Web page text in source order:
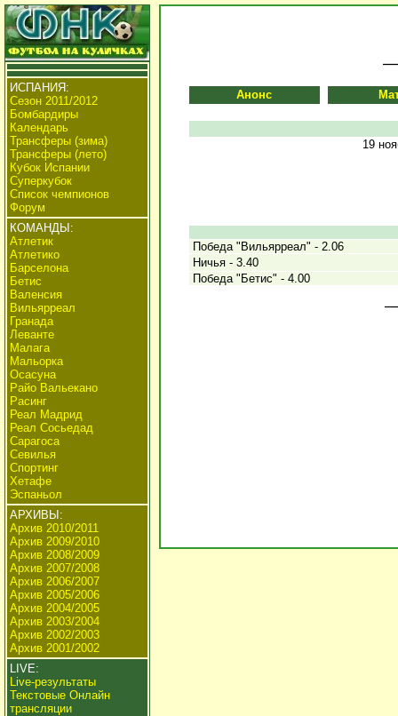
ИСПАНИЯ:
Сезон 2011/2012
Бомбардиры
Календарь
Трансферы (зима)
Трансферы (лето)
Кубок Испании
Суперкубок
Список чемпионов
Форум
КОМАНДЫ:
Атлетик
Атлетико
Барселона
Бетис
Валенсия
Вильярреал
Гранада
Леванте
Малага
Мальорка
Осасуна
Райо Вальекано
Расинг
Реал Мадрид
Реал Сосьедад
Сарагоса
Севилья
Спортинг
Хетафе
Эспаньол
АРХИВЫ:
Архив 2010/2011
Архив 2009/2010
Архив 2008/2009
Архив 2007/2008
Архив 2006/2007
Архив 2005/2006
Архив 2004/2005
Архив 2003/2004
Архив 2002/2003
Архив 2001/2002
LIVE:
Live-результаты
Текстовые Онлайн
трансляции
Анонс
19
Победа "Вильярреал" - 2.06
Ничья - 3.40
Победа "Бетис" - 4.00